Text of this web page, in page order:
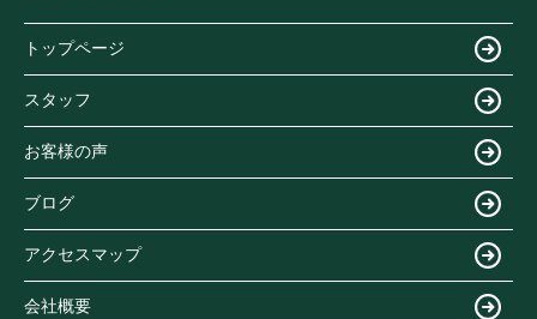
トップページ
スタッフ
お客様の声
ブログ
アクセスマップ
会社概要